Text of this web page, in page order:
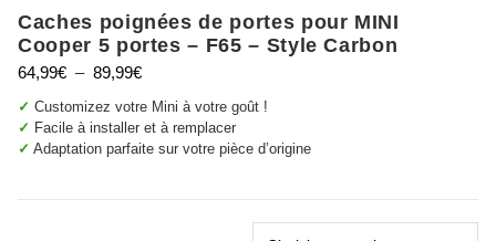
Caches poignées de portes pour MINI
Cooper 5 portes – F65 – Style Carbon
64,99€ – 89,99€Plage
prix :
64,99€
✓ Customizez votre Mini à votre goût !
✓ Facile à installer et à remplacer
✓ Adaptation parfaite sur votre pièce d’origine